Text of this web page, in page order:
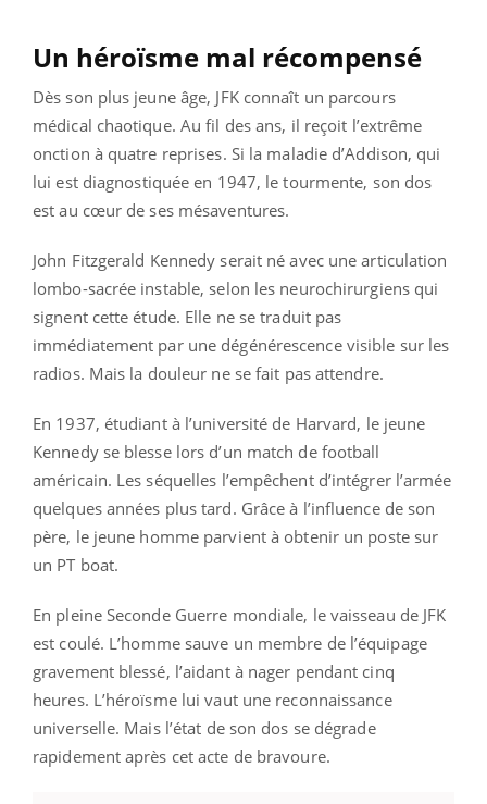
Un héroïsme mal récompensé
Dès son plus jeune âge, JFK connaît un parcours
médical chaotique. Au fil des ans, il reçoit l’extrême
onction à quatre reprises. Si la maladie d’Addison, qui
lui est diagnostiquée en 1947, le tourmente, son dos
est au cœur de ses mésaventures.
John Fitzgerald Kennedy serait né avec une articulation
lombo-sacrée instable, selon les neurochirurgiens qui
signent cette étude. Elle ne se traduit pas
immédiatement par une dégénérescence visible sur les
radios. Mais la douleur ne se fait pas attendre.
En 1937, étudiant à l’université de Harvard, le jeune
Kennedy se blesse lors d’un match de football
américain. Les séquelles l’empêchent d’intégrer l’armée
quelques années plus tard. Grâce à l’influence de son
père, le jeune homme parvient à obtenir un poste sur
un PT boat.
En pleine Seconde Guerre mondiale, le vaisseau de JFK
est coulé. L’homme sauve un membre de l’équipage
gravement blessé, l’aidant à nager pendant cinq
heures. L’héroïsme lui vaut une reconnaissance
universelle. Mais l’état de son dos se dégrade
rapidement après cet acte de bravoure.